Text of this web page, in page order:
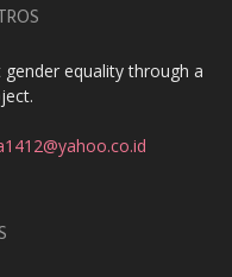
equality through a